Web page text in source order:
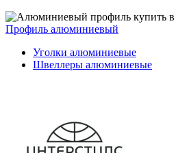
Профиль алюминиевый
Уголки алюминиевые
Швеллеры алюминиевые